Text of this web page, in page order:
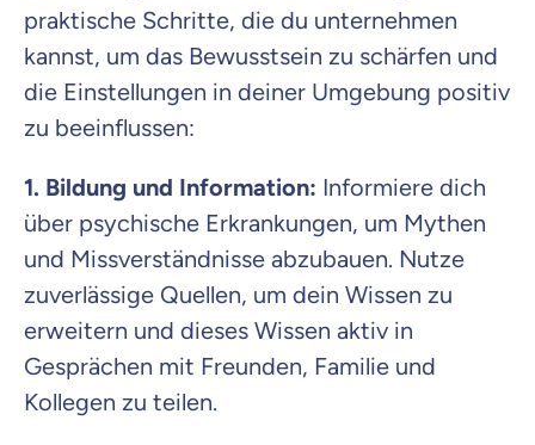
praktische Schritte, die du unternehmen
kannst, um das Bewusstsein zu schärfen und
die Einstellungen in deiner Umgebung positiv
zu beeinflussen:
1. Bildung und Information: Informiere dich
über psychische Erkrankungen, um Mythen
und Missverständnisse abzubauen. Nutze
zuverlässige Quellen, um dein Wissen zu
erweitern und dieses Wissen aktiv in
Gesprächen mit Freunden, Familie und
Kollegen zu teilen.